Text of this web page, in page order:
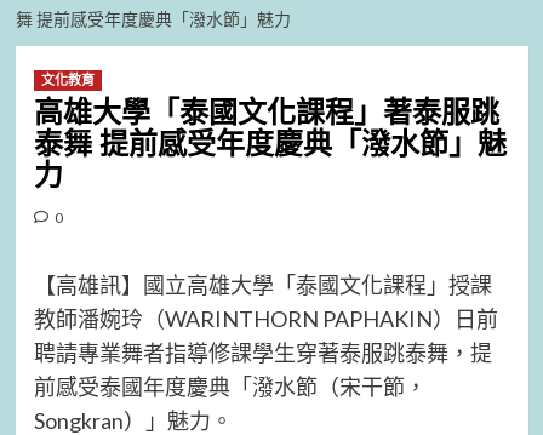
舞 提前感受年度慶典「潑水節」魅力
文化教育
高雄大學「泰國文化課程」著泰服跳
泰舞 提前感受年度慶典「潑水節」魅
力
0
【高雄訊】國立高雄大學「泰國文化課程」授課
教師潘婉玲（WARINTHORN PAPHAKIN）日前
聘請專業舞者指導修課學生穿著泰服跳泰舞，提
前感受泰國年度慶典「潑水節（宋干節，
Songkran）」魅力。